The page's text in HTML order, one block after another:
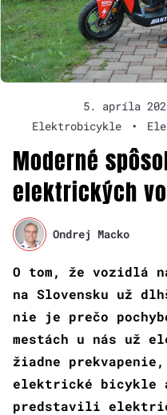
5. apríla
Elektrobicykle
•
Moderné
elektrických
Ondrej Macko
O tom, že vozidlá
na Slovensku už
nie je prečo
mestách u nás už
žiadne
elektrické bicykle a
predstavili